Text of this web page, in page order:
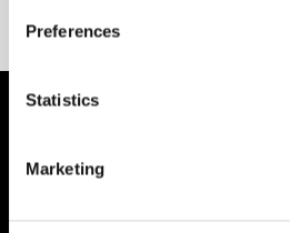
Preferences
Statistics
Marketing